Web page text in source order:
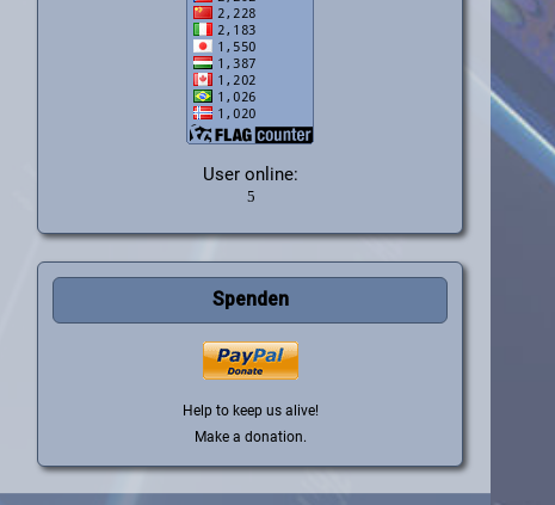
User online:
Spenden
Help to keep us alive!
Make a donation.